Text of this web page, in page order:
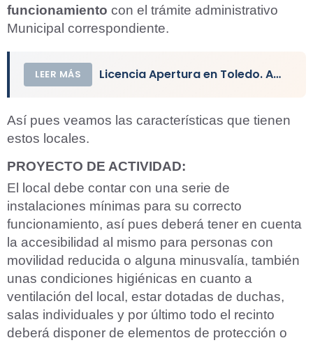
funcionamiento con el trámite administrativo
Municipal correspondiente.
LEER MÁS Licencia Apertura en Toledo. Actividad y Local Comercial
Así pues veamos las características que tienen
estos locales.
PROYECTO DE ACTIVIDAD:
El local debe contar con una serie de
instalaciones mínimas para su correcto
funcionamiento, así pues deberá tener en cuenta
la accesibilidad al mismo para personas con
movilidad reducida o alguna minusvalía, también
unas condiciones higiénicas en cuanto a
ventilación del local, estar dotadas de duchas,
salas individuales y por último todo el recinto
deberá disponer de elementos de protección o